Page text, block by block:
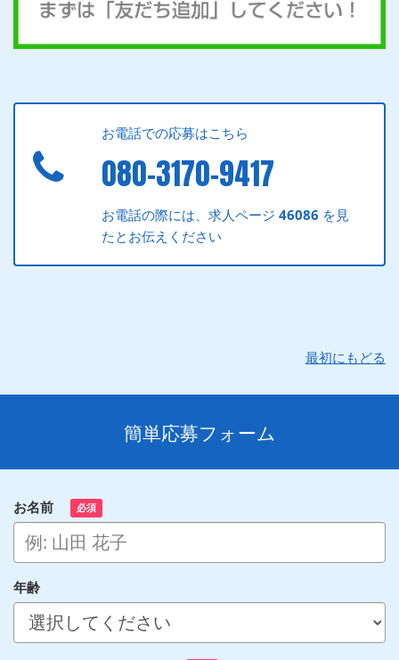
お電話での応募はこちら
080-3170-9417
お電話の際には、求人ページ46086 を見
たとお伝えください
最初にもどる
簡単応募フォーム
お名前 必須
年齢